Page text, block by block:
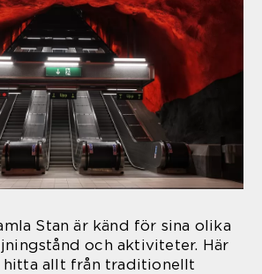
Stan är känd för sina olika
och aktiviteter. Här
hitta allt från traditionellt